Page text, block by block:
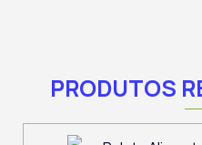
PRODUTOS